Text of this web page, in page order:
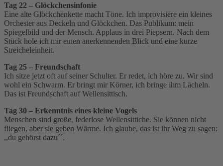
Tag 22 – Glöckchensinfonie
Eine alte Glöckchenkette macht Töne. Ich improvisiere ein kleines
Orchester aus Deckeln und Glöckchen. Das Publikum: mein
Spiegelbild und der Mensch. Applaus in drei Piepsern. Nach dem
Stück hole ich mir einen anerkennenden Blick und eine kurze
Streicheleinheit.
Tag 25 – Freundschaft
Ich sitze jetzt oft auf seiner Schulter. Er redet, ich höre zu. Wir sind
wohl ein Schwarm. Er bringt mir Körner, ich bringe ihm Lächeln.
Das ist Freundschaft auf Wellensittisch.
Tag 30 – Erkenntnis eines kleine Vogels
Menschen sind große, federlose Wellensittiche. Sie können nicht
fliegen, aber sie geben Wärme. Ich glaube, das ist ihr Weg zu sagen:
,,du gehörst dazu´´.